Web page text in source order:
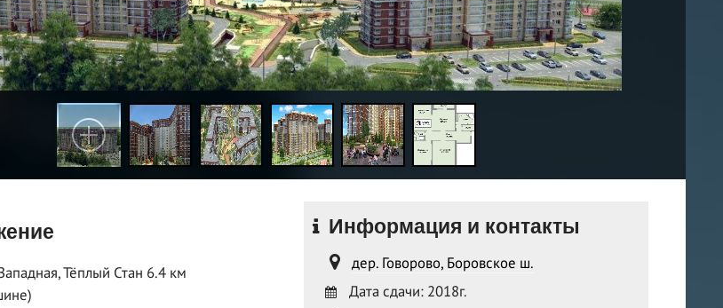
Тёплый Стан 6.4 км
Информация и контакты
дер. Говорово, Боровское ш.
Дата сдачи: 2018г.